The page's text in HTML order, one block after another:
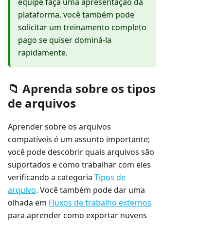
plataforma, você também pode
solicitar um treinamento completo
pago se quiser dominá-la
rapidamente.
📁 Aprenda sobre os tipos
de arquivos
Aprender sobre os arquivos
compatíveis é um assunto importante;
você pode descobrir quais arquivos são
suportados e como trabalhar com eles
verificando a categoria Tipos de
arquivo. Você também pode dar uma
olhada em Fluxos de trabalho externos
para aprender como exportar nuvens